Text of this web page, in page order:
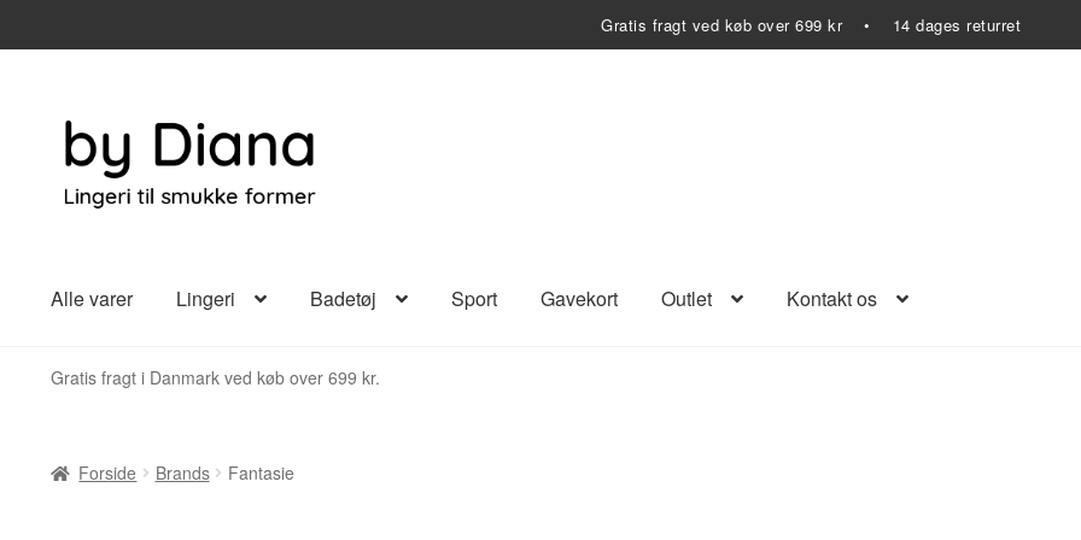
Gratis fragt ved køb over 699 kr • 14 dages returret
Spring
navigation
Spring
indhold
Alle varer Lingeri Badetøj Sport Gavekort Outlet Kontakt os
Gratis fragt i Danmark ved køb over 699 kr.
Forside Brands Fantasie